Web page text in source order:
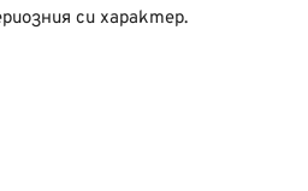
си характер.